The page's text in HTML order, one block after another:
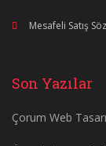
Mesafeli Satış
Son Yazılar
Çorum Web